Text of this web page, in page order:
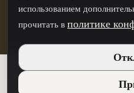
использованием
прочитать в политике